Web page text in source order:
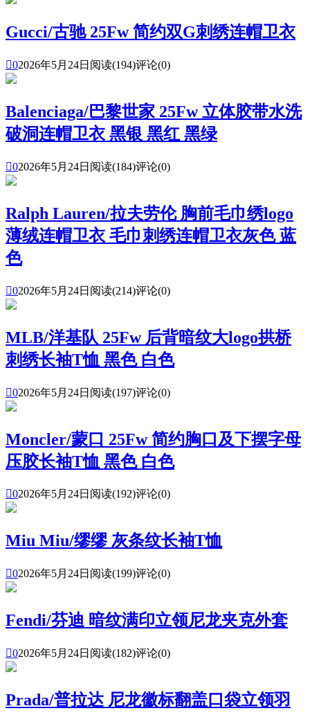
Gucci/古驰 25Fw 简约双G刺绣连帽卫衣
02026年5月24日 阅读(194)评论(0)
Balenciaga/巴黎世家 25Fw 立体胶带水洗
破洞连帽卫衣 黑银 黑红 黑绿
02026年5月24日 阅读(184)评论(0)
Ralph Lauren/拉夫劳伦 胸前毛巾绣logo
薄绒连帽卫衣 毛巾刺绣连帽卫衣灰色 蓝
色
02026年5月24日 阅读(214)评论(0)
MLB/洋基队 25Fw 后背暗纹大logo拱桥
刺绣长袖T恤 黑色 白色
02026年5月24日 阅读(197)评论(0)
Moncler/蒙口 25Fw 简约胸口及下摆字母
压胶长袖T恤 黑色 白色
02026年5月24日 阅读(192)评论(0)
Miu Miu/缪缪 灰条纹长袖T恤
02026年5月24日 阅读(199)评论(0)
Fendi/芬迪 暗纹满印立领尼龙夹克外套
02026年5月24日 阅读(182)评论(0)
Prada/普拉达 尼龙徽标翻盖口袋立领羽